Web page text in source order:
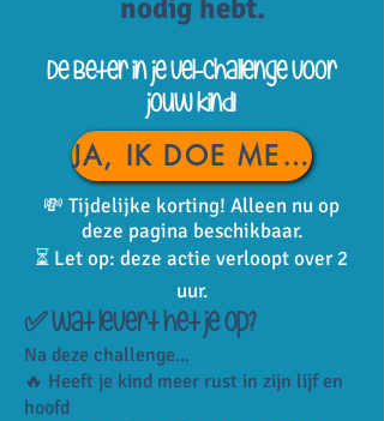
nodig hebt.
De Beter in je vel-challenge voor
jouw kind!
JA, IK DOE MEE VOOR €17,-
💸 Tijdelijke korting! Alleen nu op
deze pagina beschikbaar.
⏳ Let op: deze actie verloopt over 2
uur.
✅ Wat levert het je op?
Na deze challenge...
🔥 Heeft je kind meer rust in zijn lijf en
hoofd